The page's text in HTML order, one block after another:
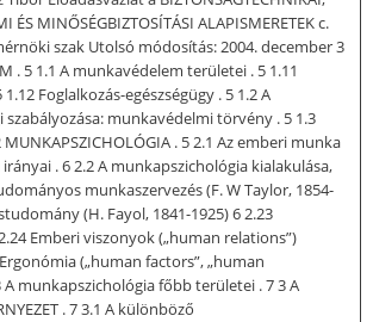
ÉS MINŐSÉGBIZTOSÍTÁSI ALAPISMERETEK c.
szak Utolsó módosítás: 2004. december 3
. 5 1.1 A munkavédelem területei . 5 1.11
Foglalkozás-egészségügy . 5 1.2 A
munkavédelmi törvény . 5 1.3
. 5 2.1 Az emberi munka
. 6 2.2 A munkapszichológia kialakulása,
munkaszervezés (F. W Taylor, 1854-
(H. Fayol, 1841-1925) 6 2.23
Emberi viszonyok („human relations”)
(„human factors”, „human
A munkapszichológia főbb területei . 7 3 A
. 7 3.1 A különböző